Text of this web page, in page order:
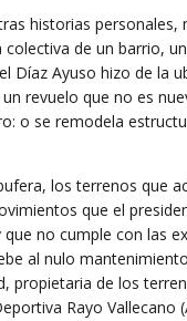
historias personales,
de un barrio,
Díaz Ayuso hizo de la
revuelo que no es
o se remodela
los terrenos que
que el
no cumple con las
al nulo
propietaria de los
Rayo Vallecano